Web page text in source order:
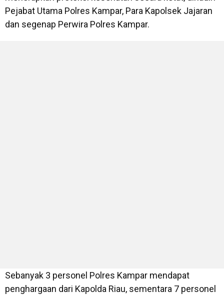
Pejabat Utama Polres Kampar, Para Kapolsek Jajaran
dan segenap Perwira Polres Kampar.
Sebanyak 3 personel Polres Kampar mendapat
penghargaan dari Kapolda Riau, sementara 7 personel